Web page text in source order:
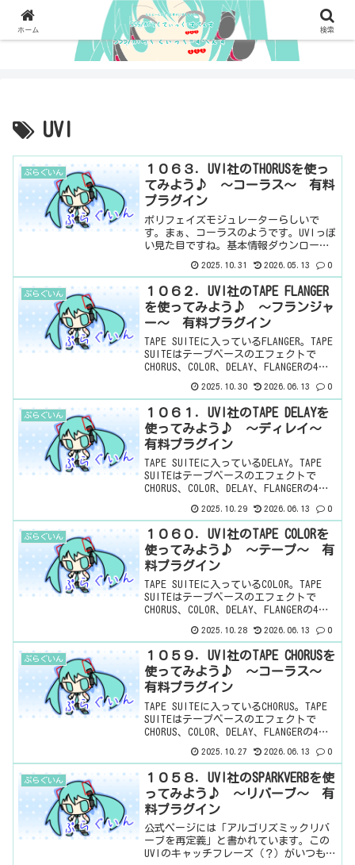
UVI
ぷらぐいん
１０６３．UVI社のTHORUSを使っ
てみよう♪ ～コーラス～ 有料
プラグイン
ポリフェイズモジュレーターらしいで
す。まぁ、コーラスのようです。UVIっぽ
い見た目ですね。基本情報ダウンロード
というソフトからインストール見た目は
こんな感じ。わからない言葉などが出て
きたら、こち...
2025.10.31 2026.05.13 0
ぷらぐいん
１０６２．UVI社のTAPE FLANGER
を使ってみよう♪ ～フランジャ
ー～ 有料プラグイン
TAPE SUITEに入っているFLANGER。TAPE
SUITEはテープベースのエフェクトで
CHORUS、COLOR、DELAY、FLANGERの4つ
には「アナログテープエフェクトスイー
トの決定版」と...
2025.10.30 2026.06.13 0
ぷらぐいん
１０６１．UVI社のTAPE DELAYを
使ってみよう♪ ～ディレイ～
有料プラグイン
TAPE SUITEに入っているDELAY。TAPE
SUITEはテープベースのエフェクトで
CHORUS、COLOR、DELAY、FLANGERの4つ
には「アナログテープエフェクトスイー
トの決定版」と書か...
2025.10.29 2026.06.13 0
ぷらぐいん
１０６０．UVI社のTAPE COLORを
使ってみよう♪ ～テープ～ 有
料プラグイン
TAPE SUITEに入っているCOLOR。TAPE
SUITEはテープベースのエフェクトで
CHORUS、COLOR、DELAY、FLANGERの4つ
には「アナログテープエフェクトスイー
トの決定版」と書か...
2025.10.28 2026.06.13 0
ぷらぐいん
１０５９．UVI社のTAPE CHORUSを
使ってみよう♪ ～コーラス～
有料プラグイン
TAPE SUITEに入っているCHORUS。TAPE
SUITEはテープベースのエフェクトで
CHORUS、COLOR、DELAY、FLANGERの4つ
には「アナログテープエフェクトスイー
トの決定版」と書...
2025.10.27 2026.06.13 0
ぷらぐいん
１０５８．UVI社のSPARKVERBを使
ってみよう♪ ～リバーブ～ 有
料プラグイン
公式ページには「アルゴリズミックリバ
ーブを再定義」と書かれています。この
UVIのキャッチフレーズ（？）がいつも面
ホーム 検索